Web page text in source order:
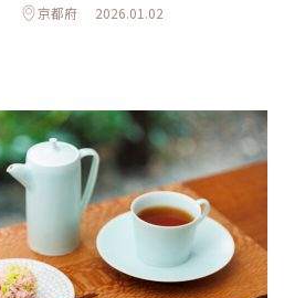
京都府 2026.01.02